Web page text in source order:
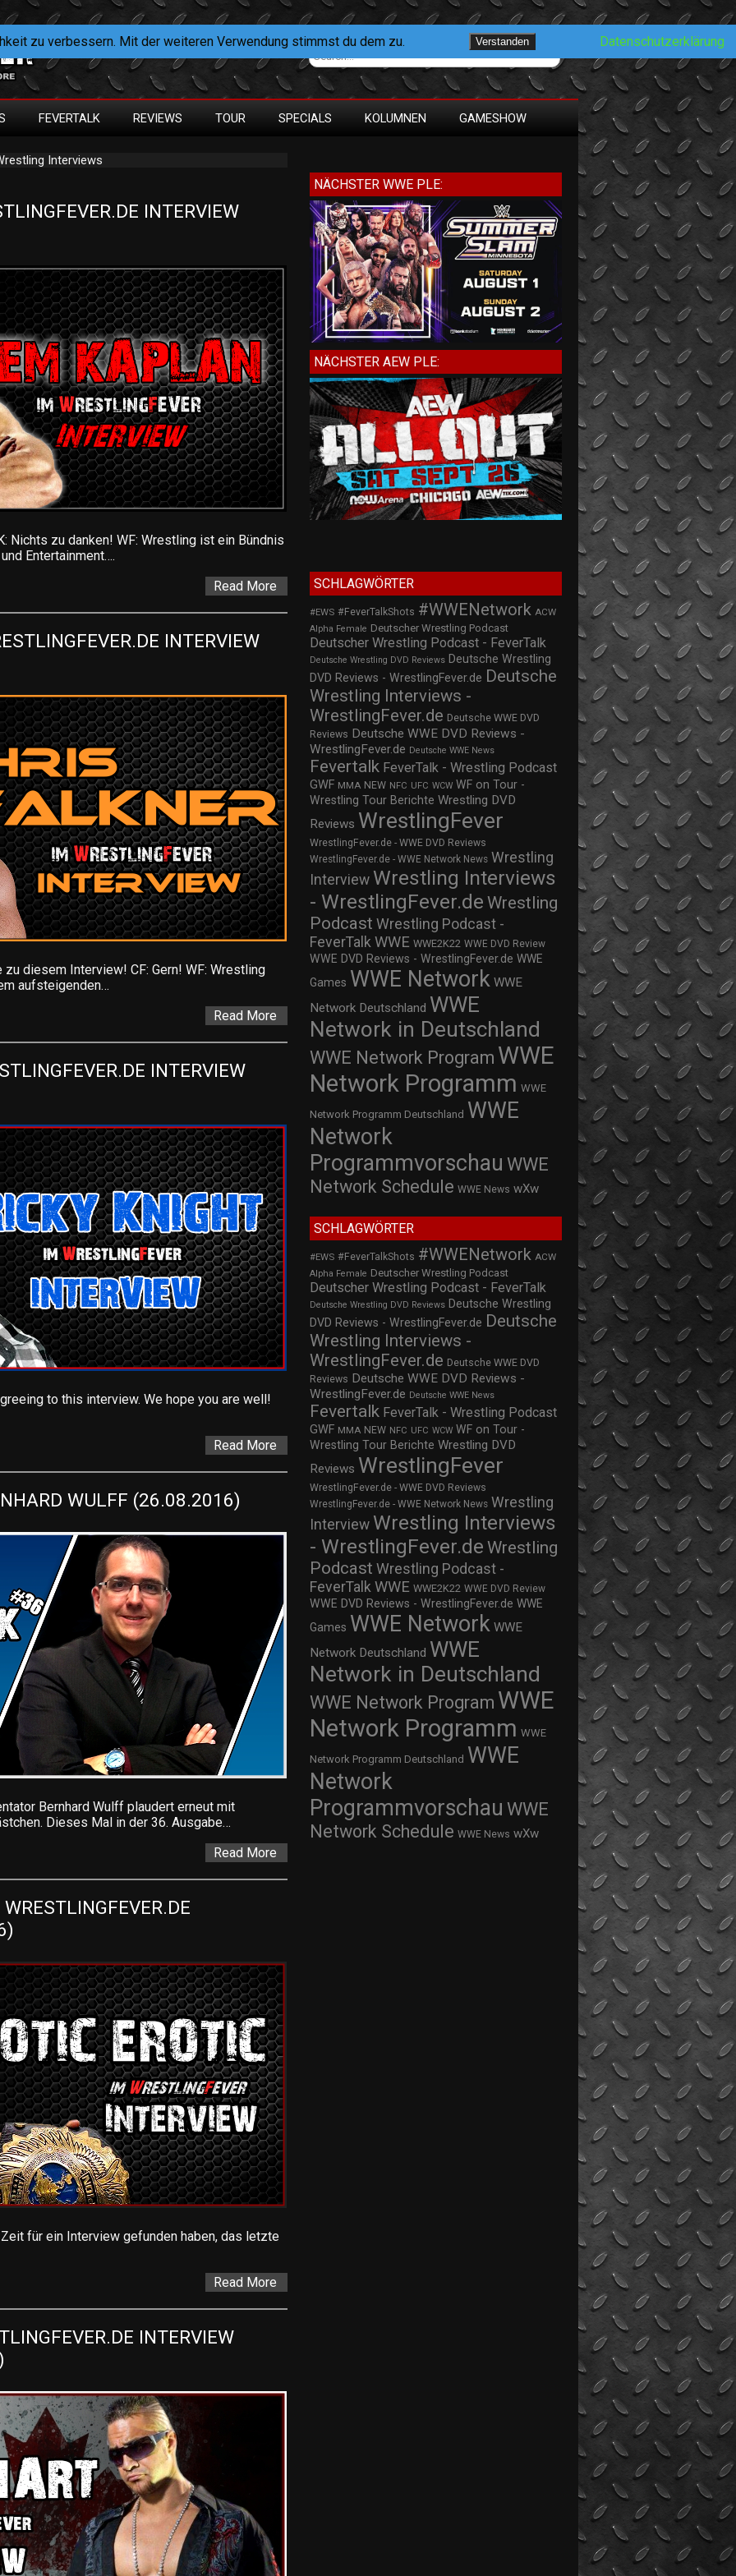
FEVERTALK REVIEWS TOUR SPECIALS KOLUMNEN GAMESHOW
Interviews
INTERVIEW
Nichts zu danken! WF: Wrestling ist ein Bündnis
Entertainment….
Read More
INTERVIEW
diesem Interview! CF: Gern! WF: Wrestling
aufsteigenden…
Read More
INTERVIEW
to this interview. We hope you are well!
Read More
WULFF (26.08.2016)
Bernhard Wulff plaudert erneut mit
Dieses Mal in der 36. Ausgabe…
Read More
für ein Interview gefunden haben, das letzte
Read More
INTERVIEW
NÄCHSTER WWE PLE:
NÄCHSTER AEW PLE:
SCHLAGWÖRTER
#EWS #FeverTalkShots #WWENetwork ACW
Alpha Female Deutscher Wrestling Podcast
Deutscher Wrestling Podcast - FeverTalk
Deutsche Wrestling DVD Reviews Deutsche Wrestling
DVD Reviews - WrestlingFever.de Deutsche
Wrestling Interviews -
WrestlingFever.de Deutsche WWE DVD
Reviews Deutsche WWE DVD Reviews -
WrestlingFever.de Deutsche WWE News
Fevertalk FeverTalk - Wrestling Podcast
GWF MMA NEW NFC UFC WCW WF on Tour -
Wrestling Tour Berichte Wrestling DVD
Reviews WrestlingFever
WrestlingFever.de - WWE DVD Reviews
WrestlingFever.de - WWE Network News Wrestling
Interview Wrestling Interviews
- WrestlingFever.de Wrestling
Podcast Wrestling Podcast -
FeverTalk WWE WWE2K22 WWE DVD Review
WWE DVD Reviews - WrestlingFever.de WWE
Games WWE Network WWE
Network Deutschland WWE
Network in Deutschland
WWE Network Program WWE
Network Programm WWE
Network Programm Deutschland WWE
Network
Programmvorschau WWE
Network Schedule WWE News wXw
SCHLAGWÖRTER
#EWS #FeverTalkShots #WWENetwork ACW
Alpha Female Deutscher Wrestling Podcast
Deutscher Wrestling Podcast - FeverTalk
Deutsche Wrestling DVD Reviews Deutsche Wrestling
DVD Reviews - WrestlingFever.de Deutsche
Wrestling Interviews -
WrestlingFever.de Deutsche WWE DVD
Reviews Deutsche WWE DVD Reviews -
WrestlingFever.de Deutsche WWE News
Fevertalk FeverTalk - Wrestling Podcast
GWF MMA NEW NFC UFC WCW WF on Tour -
Wrestling Tour Berichte Wrestling DVD
Reviews WrestlingFever
WrestlingFever.de - WWE DVD Reviews
WrestlingFever.de - WWE Network News Wrestling
Interview Wrestling Interviews
- WrestlingFever.de Wrestling
Podcast Wrestling Podcast -
FeverTalk WWE WWE2K22 WWE DVD Review
WWE DVD Reviews - WrestlingFever.de WWE
Games WWE Network WWE
Network Deutschland WWE
Network in Deutschland
WWE Network Program WWE
Network Programm WWE
Network Programm Deutschland WWE
Network
Programmvorschau WWE
Network Schedule WWE News wXw
zu verbessern. Mit der weiteren Verwendung stimmst du dem zu. Verstanden Datenschutzerklärung